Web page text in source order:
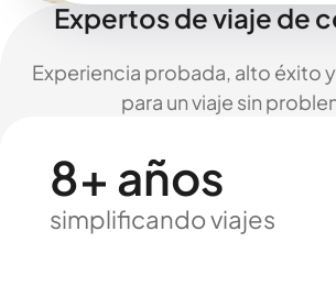
Expertos de viaje de
Experiencia probada, alto éxito
para un viaje sin
8+ años
simplificando viajes